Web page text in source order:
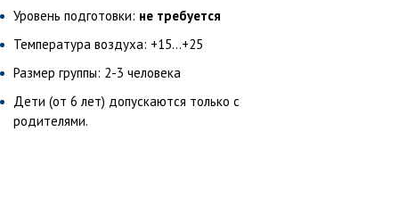
Уровень подготовки: не требуется
Температура воздуха: +15...+25
Размер группы: 2-3 человека
Дети (от 6 лет) допускаются только с
родителями.